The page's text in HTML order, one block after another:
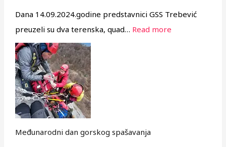
Dana 14.09.2024.godine predstavnici GSS Trebević
preuzeli su dva terenska, quad… Read more
Međunarodni dan gorskog spašavanja